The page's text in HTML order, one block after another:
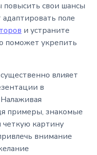
повысить свои шансы
адаптировать поле
и устраните
поможет укрепить
существенно влияет
в
примеры, знакомые
картину
внимание